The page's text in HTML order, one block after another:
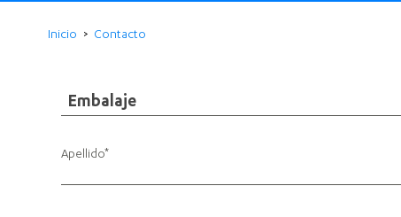
Inicio Contacto
Embalaje
Apellido